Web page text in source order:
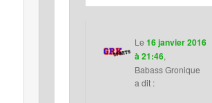
Le 16 janvier 2016
à 21:46,
Babass Gronique
a dit :